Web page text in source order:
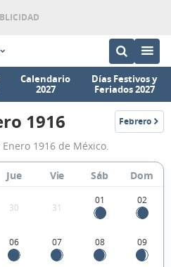
Calendario
2027
Días Festivos y
Feriados 2027
Calendario
Lunar
Enero
México.
1916 Febrero
1916
1916 de México.
Jue Vie Sáb Dom
30 31
01 02
06 07 08 09